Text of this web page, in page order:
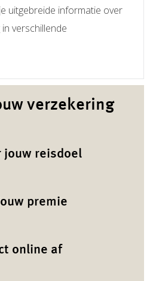
uitgebreide informatie over
verschillende
verzekering
jouw reisdoel
premie
online af